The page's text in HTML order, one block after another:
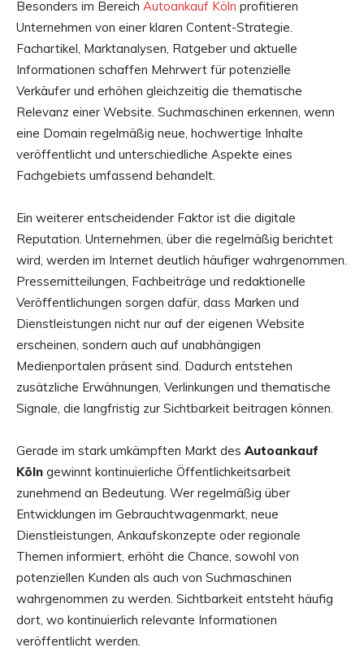
Besonders im Bereich Autoankauf Köln profitieren
Unternehmen von einer klaren Content-Strategie.
Fachartikel, Marktanalysen, Ratgeber und aktuelle
Informationen schaffen Mehrwert für potenzielle
Verkäufer und erhöhen gleichzeitig die thematische
Relevanz einer Website. Suchmaschinen erkennen, wenn
eine Domain regelmäßig neue, hochwertige Inhalte
veröffentlicht und unterschiedliche Aspekte eines
Fachgebiets umfassend behandelt.
Ein weiterer entscheidender Faktor ist die digitale
Reputation. Unternehmen, über die regelmäßig berichtet
wird, werden im Internet deutlich häufiger wahrgenommen.
Pressemitteilungen, Fachbeiträge und redaktionelle
Veröffentlichungen sorgen dafür, dass Marken und
Dienstleistungen nicht nur auf der eigenen Website
erscheinen, sondern auch auf unabhängigen
Medienportalen präsent sind. Dadurch entstehen
zusätzliche Erwähnungen, Verlinkungen und thematische
Signale, die langfristig zur Sichtbarkeit beitragen können.
Gerade im stark umkämpften Markt des Autoankauf
Köln gewinnt kontinuierliche Öffentlichkeitsarbeit
zunehmend an Bedeutung. Wer regelmäßig über
Entwicklungen im Gebrauchtwagenmarkt, neue
Dienstleistungen, Ankaufskonzepte oder regionale
Themen informiert, erhöht die Chance, sowohl von
potenziellen Kunden als auch von Suchmaschinen
wahrgenommen zu werden. Sichtbarkeit entsteht häufig
dort, wo kontinuierlich relevante Informationen
veröffentlicht werden.